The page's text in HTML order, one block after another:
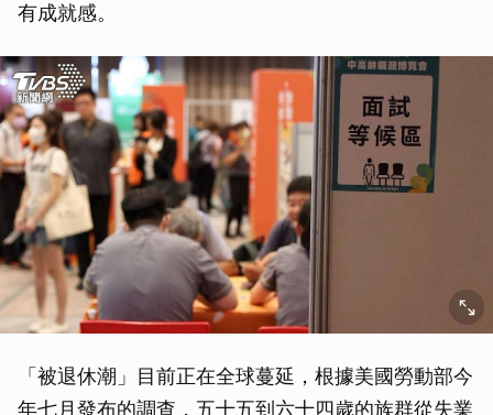
有成就感。
「被退休潮」目前正在全球蔓延，根據美國勞動部今
年七月發布的調查，五十五到六十四歲的族群從失業